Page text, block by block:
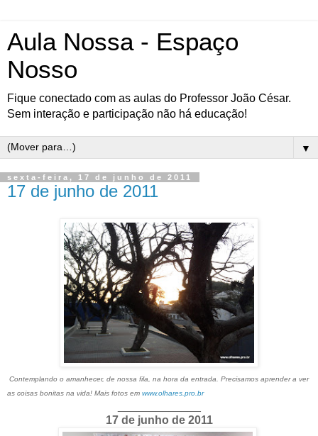
Aula Nossa - Espaço
Nosso
Fique conectado com as aulas do Professor João César.
Sem interação e participação não há educação!
▼
sexta-feira, 17 de junho de 2011
17 de junho de 2011
Contemplando o amanhecer, de nossa fila, na hora da entrada. Precisamos aprender a ver
as coisas bonitas na vida! Mais fotos em www.olhares.pro.br
17 de junho de 2011